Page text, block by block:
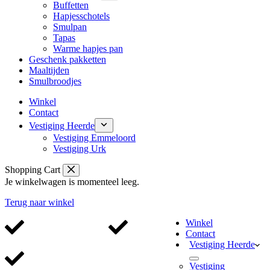
Buffetten
Hapjesschotels
Smulpan
Tapas
Warme hapjes pan
Geschenk pakketten
Maaltijden
Smulbroodjes
Winkel
Contact
Vestiging Heerde
Vestiging Emmeloord
Vestiging Urk
Shopping Cart
Je winkelwagen is momenteel leeg.
Terug naar winkel
Winkel
Contact
Vestiging Heerde
Vestiging